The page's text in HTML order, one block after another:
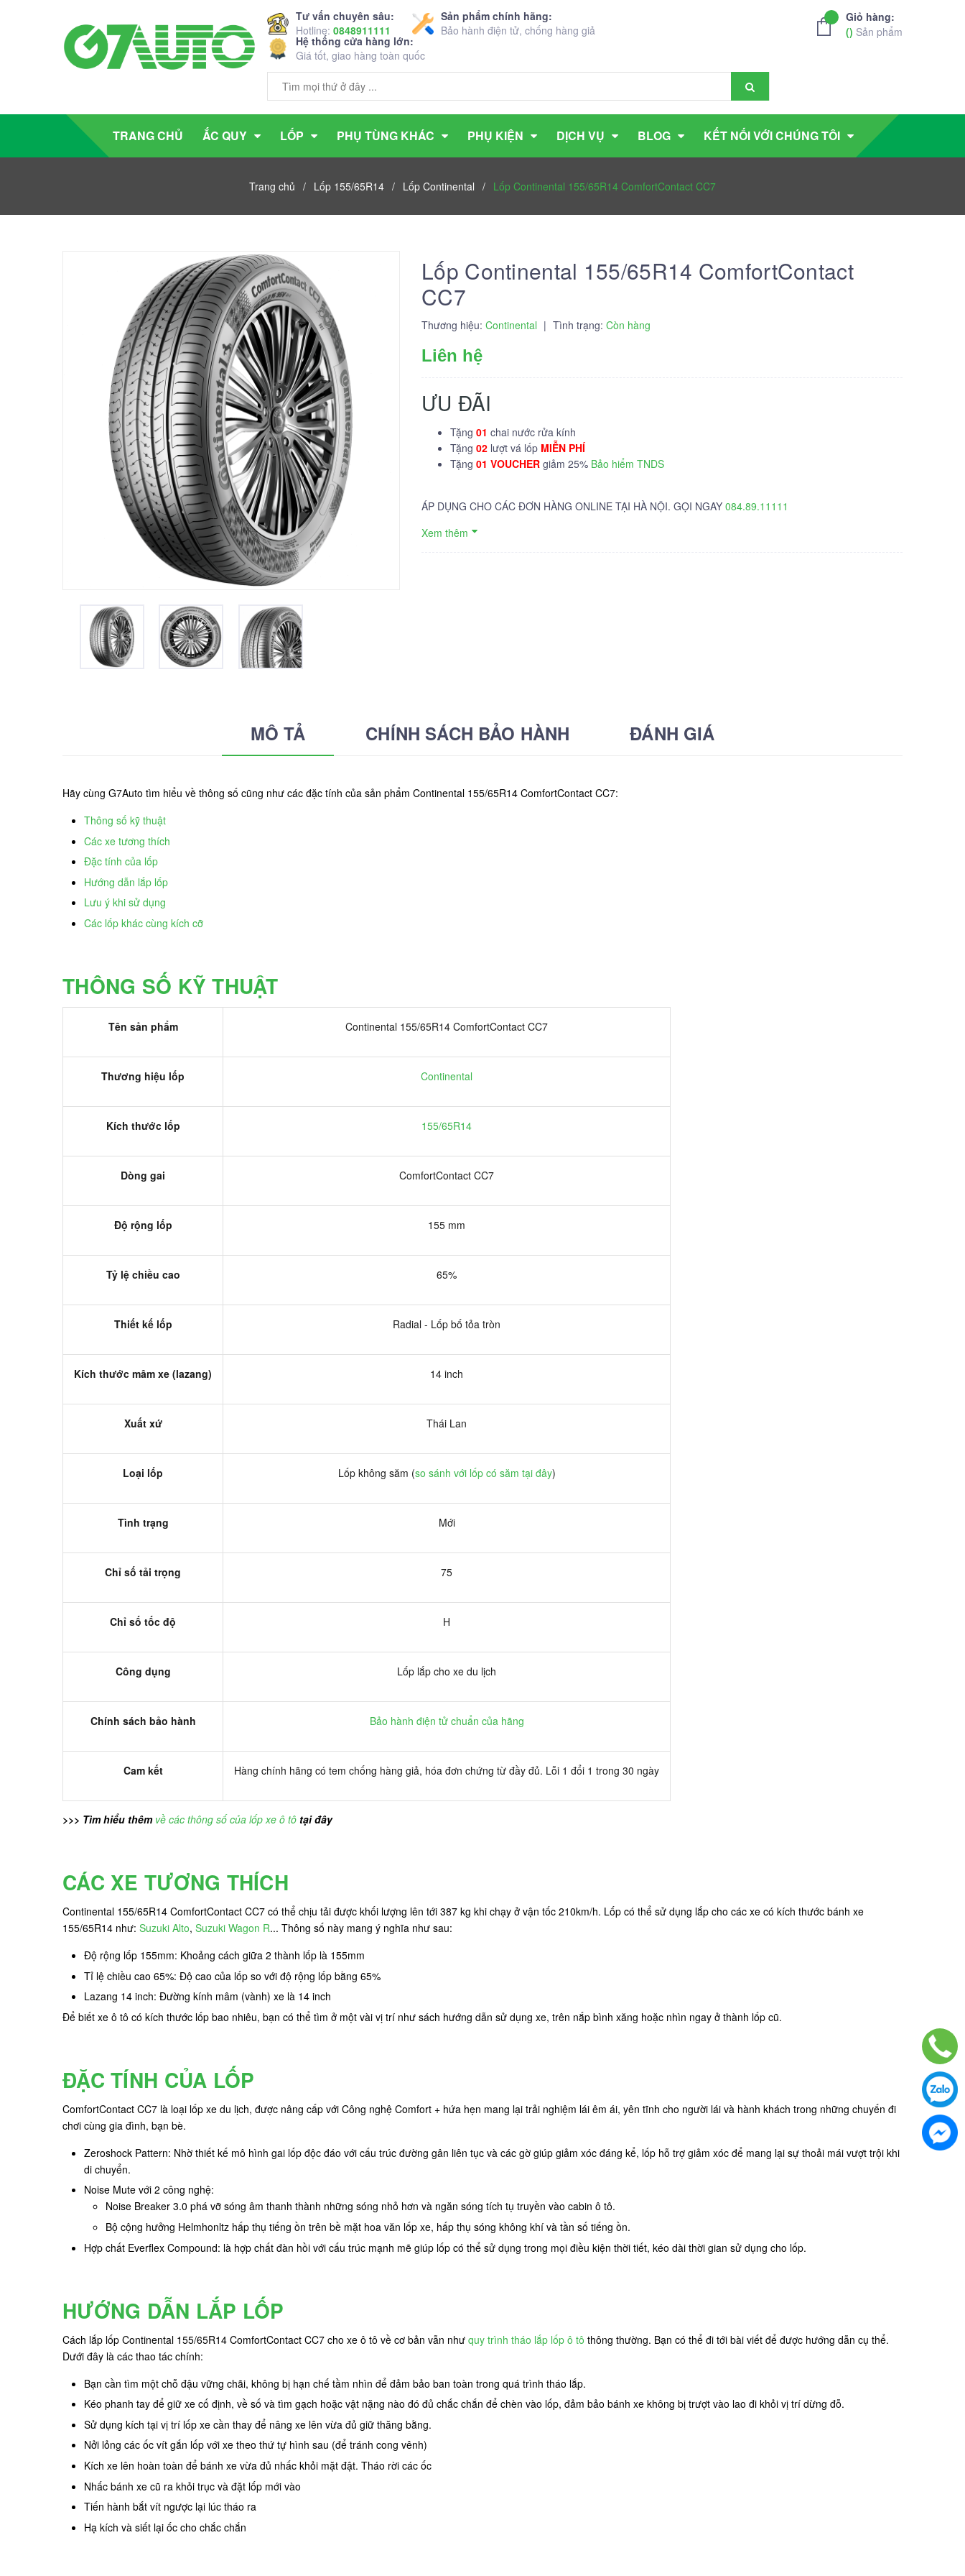
Tư vấn chuyên sâu:
Hotline: 0848911111
Sản phẩm chính hãng:
Bảo hành điện tử, chống hàng giả
Hệ thống cửa hàng lớn:
Giá tốt, giao hàng toàn quốc
Giỏ hàng:
() Sản phẩm
TRANG CHỦ ẮC QUY LỐP PHỤ TÙNG KHÁC PHỤ KIỆN DỊCH VỤ BLOG KẾT NỐI VỚI CHÚNG TÔI
Trang chủ / Lốp 155/65R14 / Lốp Continental / Lốp Continental 155/65R14 ComfortContact CC7
Lốp Continental 155/65R14 ComfortContact
CC7
Thương hiệu: Continental | Tình trạng: Còn hàng
Liên hệ
ƯU ĐÃI
Tặng 01 chai nước rửa kính
Tặng 02 lượt vá lốp MIỄN PHÍ
Tặng 01 VOUCHER giảm 25% Bảo hiểm TNDS
ÁP DỤNG CHO CÁC ĐƠN HÀNG ONLINE TẠI HÀ NỘI. GỌI NGAY 084.89.11111
Xem thêm
MÔ TẢ CHÍNH SÁCH BẢO HÀNH ĐÁNH GIÁ
Hãy cùng G7Auto tìm hiểu về thông số cũng như các đặc tính của sản phẩm Continental 155/65R14 ComfortContact CC7:
Thông số kỹ thuật
Các xe tương thích
Đặc tính của lốp
Hướng dẫn lắp lốp
Lưu ý khi sử dụng
Các lốp khác cùng kích cỡ
THÔNG SỐ KỸ THUẬT
Tên sản phẩm Continental 155/65R14 ComfortContact CC7
Thương hiệu lốp Continental
Kích thước lốp 155/65R14
Dòng gai ComfortContact CC7
Độ rộng lốp 155 mm
Tỷ lệ chiều cao 65%
Thiết kế lốp Radial - Lốp bố tỏa tròn
Kích thước mâm xe (lazang) 14 inch
Xuất xứ Thái Lan
Loại lốp Lốp không săm (so sánh với lốp có săm tại đây)
Tình trạng Mới
Chỉ số tải trọng 75
Chỉ số tốc độ H
Công dụng Lốp lắp cho xe du lịch
Chính sách bảo hành Bảo hành điện tử chuẩn của hãng
Cam kết Hàng chính hãng có tem chống hàng giả, hóa đơn chứng từ đầy đủ. Lỗi 1 đổi 1 trong 30 ngày
>>> Tìm hiểu thêm về các thông số của lốp xe ô tô tại đây
CÁC XE TƯƠNG THÍCH
Continental 155/65R14 ComfortContact CC7 có thể chịu tải được khối lượng lên tới 387 kg khi chạy ở vận tốc 210km/h. Lốp có thể sử dụng lắp cho các xe có kích thước bánh xe
155/65R14 như: Suzuki Alto, Suzuki Wagon R... Thông số này mang ý nghĩa như sau:
Độ rộng lốp 155mm: Khoảng cách giữa 2 thành lốp là 155mm
Tỉ lệ chiều cao 65%: Độ cao của lốp so với độ rộng lốp bằng 65%
Lazang 14 inch: Đường kính mâm (vành) xe là 14 inch
Để biết xe ô tô có kích thước lốp bao nhiêu, bạn có thể tìm ở một vài vị trí như sách hướng dẫn sử dụng xe, trên nắp bình xăng hoặc nhìn ngay ở thành lốp cũ.
ĐẶC TÍNH CỦA LỐP
ComfortContact CC7 là loại lốp xe du lịch, được nâng cấp với Công nghệ Comfort + hứa hẹn mang lại trải nghiệm lái êm ái, yên tĩnh cho người lái và hành khách trong những chuyến đi
chơi cùng gia đình, bạn bè.
Zeroshock Pattern: Nhờ thiết kế mô hình gai lốp độc đáo với cấu trúc đường gân liên tục và các gờ giúp giảm xóc đáng kể, lốp hỗ trợ giảm xóc để mang lại sự thoải mái vượt trội khi
di chuyển.
Noise Mute với 2 công nghệ:
Noise Breaker 3.0 phá vỡ sóng âm thanh thành những sóng nhỏ hơn và ngăn sóng tích tụ truyền vào cabin ô tô.
Bộ cộng hưởng Helmhonltz hấp thụ tiếng ồn trên bề mặt hoa văn lốp xe, hấp thụ sóng không khí và tần số tiếng ồn.
Hợp chất Everflex Compound: là hợp chất đàn hồi với cấu trúc mạnh mẽ giúp lốp có thể sử dụng trong mọi điều kiện thời tiết, kéo dài thời gian sử dụng cho lốp.
HƯỚNG DẪN LẮP LỐP
Cách lắp lốp Continental 155/65R14 ComfortContact CC7 cho xe ô tô về cơ bản vẫn như quy trình tháo lắp lốp ô tô thông thường. Bạn có thể đi tới bài viết để được hướng dẫn cụ thể.
Dưới đây là các thao tác chính:
Bạn cần tìm một chỗ đậu vững chãi, không bị hạn chế tầm nhìn để đảm bảo ban toàn trong quá trình tháo lắp.
Kéo phanh tay để giữ xe cố định, về số và tìm gạch hoặc vật nặng nào đó đủ chắc chắn để chèn vào lốp, đảm bảo bánh xe không bị trượt vào lao đi khỏi vị trí dừng đỗ.
Sử dụng kích tại vị trí lốp xe cần thay để nâng xe lên vừa đủ giữ thăng bằng.
Nởi lỏng các ốc vít gắn lốp với xe theo thứ tự hình sau (để tránh cong vênh)
Kích xe lên hoàn toàn để bánh xe vừa đủ nhấc khỏi mặt đật. Tháo rời các ốc
Nhấc bánh xe cũ ra khỏi trục và đặt lốp mới vào
Tiến hành bắt vít ngược lại lúc tháo ra
Hạ kích và siết lại ốc cho chắc chắn